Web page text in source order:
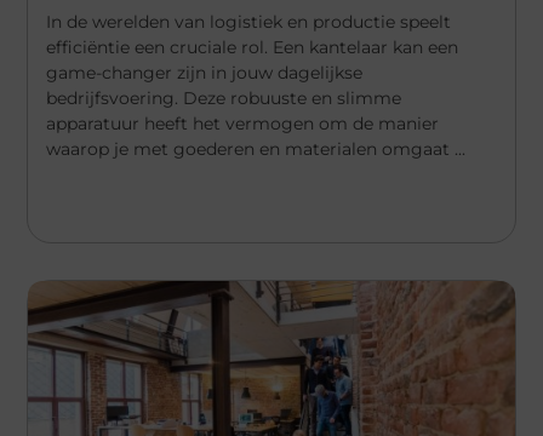
In de werelden van logistiek en productie speelt
efficiëntie een cruciale rol. Een kantelaar kan een
game-changer zijn in jouw dagelijkse
bedrijfsvoering. Deze robuuste en slimme
apparatuur heeft het vermogen om de manier
waarop je met goederen en materialen omgaat ...